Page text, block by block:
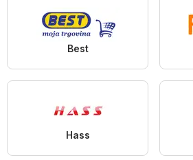
Best
Hass